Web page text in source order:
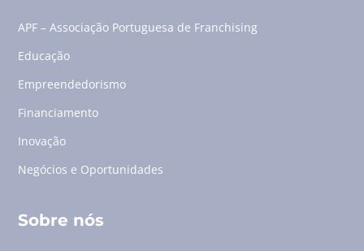
APF – Associação Portuguesa de Franchising
Educação
Empreendedorismo
Financiamento
Inovação
Negócios e Oportunidades
Sobre nós